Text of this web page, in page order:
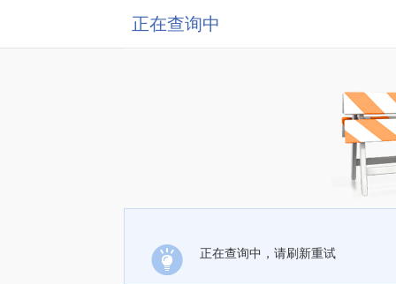
正在查询中
正在查询中，请刷新重试